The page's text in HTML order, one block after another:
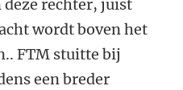
rechter, juist
wordt boven het
FTM stuitte bij
een breder